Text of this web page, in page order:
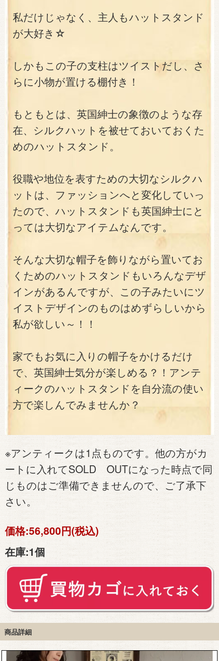
私だけじゃなく、主人もハットスタンド
が大好き☆
しかもこの子の支柱はツイストだし、さ
らに小物が置ける棚付き！
もともとは、英国紳士の象徴のような存
在、シルクハットを被せておいておくた
めのハットスタンド。
役職や地位を表すための大切なシルクハ
ットは、ファッションへと変化していっ
たので、ハットスタンドも英国紳士にと
っては大切なアイテムなんです。
そんな大切な帽子を飾りながら置いてお
くためのハットスタンドもいろんなデザ
インがあるんですが、この子みたいにツ
イストデザインのものはめずらしいから
私が欲しい～！！
家でもお気に入りの帽子をかけるだけ
で、英国紳士気分が楽しめる？！アンテ
ィークのハットスタンドを自分流の使い
方で楽しんでみませんか？
※アンティークは1点ものです。他の方がカ
ートに入れてSOLD OUTになった時点で同
じものはご準備できませんので、ご了承下
さい。
価格:56,800円(税込)
在庫:1個
商品詳細